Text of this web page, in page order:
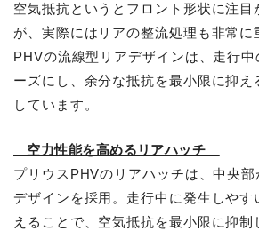
空気抵抗というとフロント形状に注目
が、実際にはリアの整流処理も非常に
PHVの流線型リアデザインは、走行中
ーズにし、余分な抵抗を最小限に抑え
しています。
空力性能を高めるリアハッチ
プリウスPHVのリアハッチは、中央部
デザインを採用。走行中に発生しやす
えることで、空気抵抗を最小限に抑制